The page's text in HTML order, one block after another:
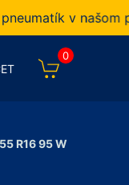
v našom
0
R16 95 W